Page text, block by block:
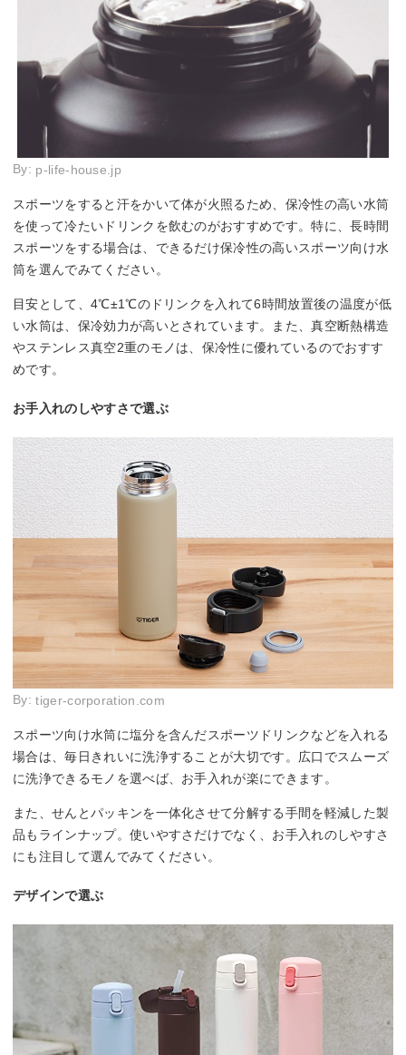
By: p-life-house.jp
スポーツをすると汗をかいて体が火照るため、保冷性の高い水筒
を使って冷たいドリンクを飲むのがおすすめです。特に、長時間
スポーツをする場合は、できるだけ保冷性の高いスポーツ向け水
筒を選んでみてください。
目安として、4℃±1℃のドリンクを入れて6時間放置後の温度が低
い水筒は、保冷効力が高いとされています。また、真空断熱構造
やステンレス真空2重のモノは、保冷性に優れているのでおすす
めです。
お手入れのしやすさで選ぶ
By:tiger-corporation.com
スポーツ向け水筒に塩分を含んだスポーツドリンクなどを入れる
場合は、毎日きれいに洗浄することが大切です。広口でスムーズ
に洗浄できるモノを選べば、お手入れが楽にできます。
また、せんとパッキンを一体化させて分解する手間を軽減した製
品もラインナップ。使いやすさだけでなく、お手入れのしやすさ
にも注目して選んでみてください。
デザインで選ぶ